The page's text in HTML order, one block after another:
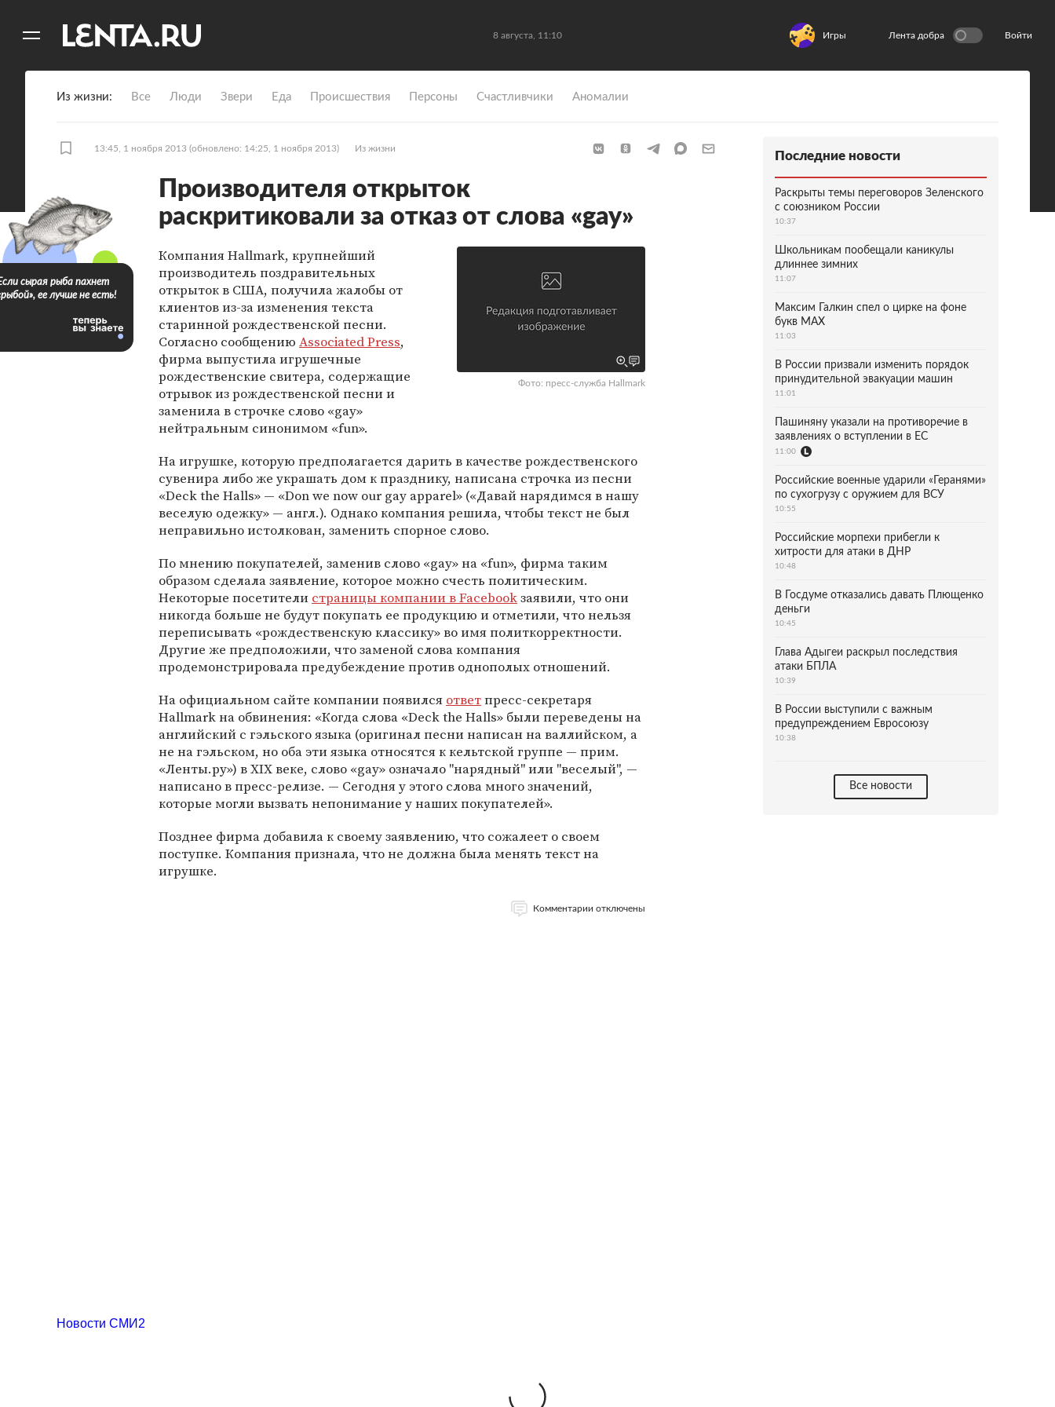
8 августа, 11:10 Игры Лента добра Войти
Из жизни Все Люди Звери Еда Происшествия Персоны Счастливчики Аномалии
13:45, 1 ноября 2013 (обновлено: 14:25, 1 ноября 2013) Из жизни
Производителя открыток
раскритиковали за отказ от слова «gay»
Фото: пресс-служба Hallmark
Компания Hallmark, крупнейший
производитель поздравительных
открыток в США, получила жалобы от
клиентов из-за изменения текста
старинной рождественской песни.
Согласно сообщению Associated Press,
фирма выпустила игрушечные
рождественские свитера, содержащие
отрывок из рождественской песни и
заменила в строчке слово «gay»
нейтральным синонимом «fun».
На игрушке, которую предполагается дарить в качестве рождественского
сувенира либо же украшать дом к празднику, написана строчка из песни
«Deck the Halls» — «Don we now our gay apparel» («Давай нарядимся в нашу
веселую одежку» — англ.). Однако компания решила, чтобы текст не был
неправильно истолкован, заменить спорное слово.
По мнению покупателей, заменив слово «gay» на «fun», фирма таким
образом сделала заявление, которое можно счесть политическим.
Некоторые посетители страницы компании в Facebookзаявили, что они
никогда больше не будут покупать ее продукцию и отметили, что нельзя
переписывать «рождественскую классику» во имя политкорректности.
Другие же предположили, что заменой слова компания
продемонстрировала предубеждение против однополых отношений.
На официальном сайте компании появился ответпресс-секретаря
Hallmark на обвинения: «Когда слова «Deck the Halls» были переведены на
английский с гэльского языка (оригинал песни написан на валлийском, а
не на гэльском, но оба эти языка относятся к кельтской группе — прим.
«Ленты.ру») в XIX веке, слово «gay» означало "нарядный" или "веселый", —
написано в пресс-релизе. — Сегодня у этого слова много значений,
которые могли вызвать непонимание у наших покупателей».
Позднее фирма добавила к своему заявлению, что сожалеет о своем
поступке. Компания признала, что не должна была менять текст на
игрушке.
Комментарии отключены
сырая рыба пахнет
ее лучше не есть!
Последние новости
Раскрыты темы переговоров Зеленского
с союзником России
10:37
Школьникам пообещали каникулы
длиннее зимних
11:07
Максим Галкин спел о цирке на фоне
букв MAX
11:03
В России призвали изменить порядок
принудительной эвакуации машин
11:01
Пашиняну указали на противоречие в
заявлениях о вступлении в ЕС
11:00
Российские военные ударили «Геранями»
по сухогрузу с оружием для ВСУ
10:55
Российские морпехи прибегли к
хитрости для атаки в ДНР
10:48
В Госдуме отказались давать Плющенко
деньги
10:45
Глава Адыгеи раскрыл последствия
атаки БПЛА
10:39
В России выступили с важным
предупреждением Евросоюзу
10:38
Все новости
Новости СМИ2